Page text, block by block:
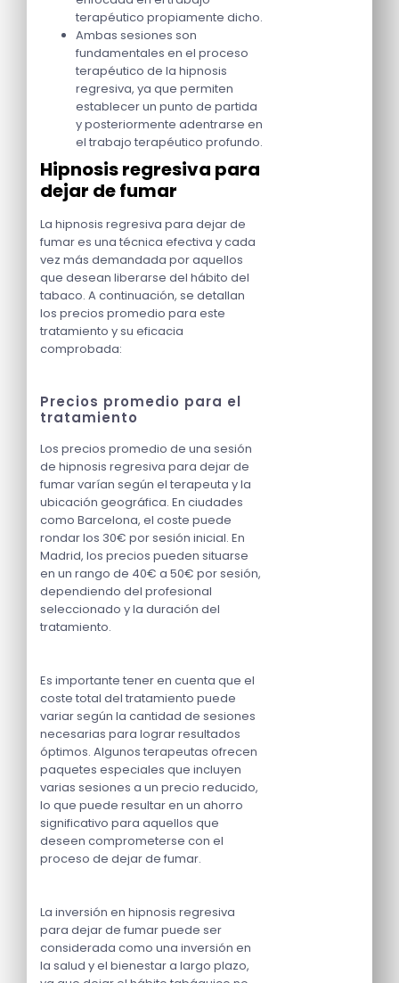
terapéutico propiamente dicho.
Ambas sesiones son
fundamentales en el proceso
terapéutico de la hipnosis
regresiva, ya que permiten
establecer un punto de partida
y posteriormente adentrarse en
el trabajo terapéutico profundo.
Hipnosis regresiva para
dejar de fumar
La hipnosis regresiva para dejar de
fumar es una técnica efectiva y cada
vez más demandada por aquellos
que desean liberarse del hábito del
tabaco. A continuación, se detallan
los precios promedio para este
tratamiento y su eficacia
comprobada:
Precios promedio para el
tratamiento
Los precios promedio de una sesión
de hipnosis regresiva para dejar de
fumar varían según el terapeuta y la
ubicación geográfica. En ciudades
como Barcelona, el coste puede
rondar los 30€ por sesión inicial. En
Madrid, los precios pueden situarse
en un rango de 40€ a 50€ por sesión,
dependiendo del profesional
seleccionado y la duración del
tratamiento.
Es importante tener en cuenta que el
coste total del tratamiento puede
variar según la cantidad de sesiones
necesarias para lograr resultados
óptimos. Algunos terapeutas ofrecen
paquetes especiales que incluyen
varias sesiones a un precio reducido,
lo que puede resultar en un ahorro
significativo para aquellos que
deseen comprometerse con el
proceso de dejar de fumar.
La inversión en hipnosis regresiva
para dejar de fumar puede ser
considerada como una inversión en
la salud y el bienestar a largo plazo,